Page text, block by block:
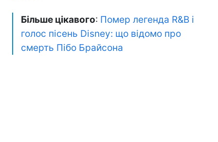
Більше цікавого: Помер легенда R&B і
голос пісень Disney: що відомо про
смерть Пібо Брайсона